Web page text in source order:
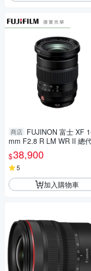
商店 FUJINON 富士 XF
mm F2.8 R LM WR II 總
昶公司貨
$38,900
5
加入購物車